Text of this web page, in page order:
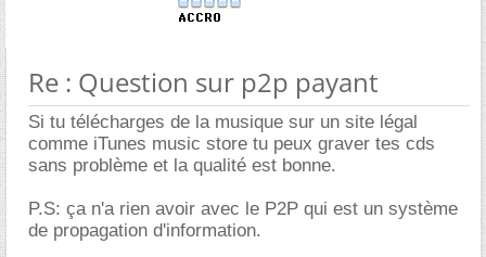
Re : Question sur p2p payant
Si tu télécharges de la musique sur un site légal
comme iTunes music store tu peux graver tes cds
sans problème et la qualité est bonne.
P.S: ça n'a rien avoir avec le P2P qui est un système
de propagation d'information.